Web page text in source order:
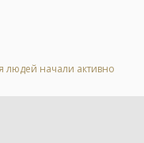
людей начали активно